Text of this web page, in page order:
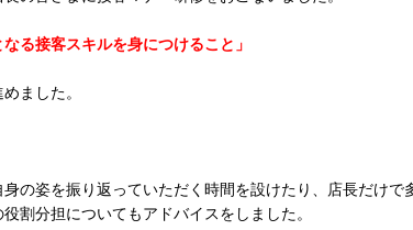
る接客スキルを身につけること」
ました。
の姿を振り返っていただく時間を設けたり、店長だけ
割分担についてもアドバイスをしました。